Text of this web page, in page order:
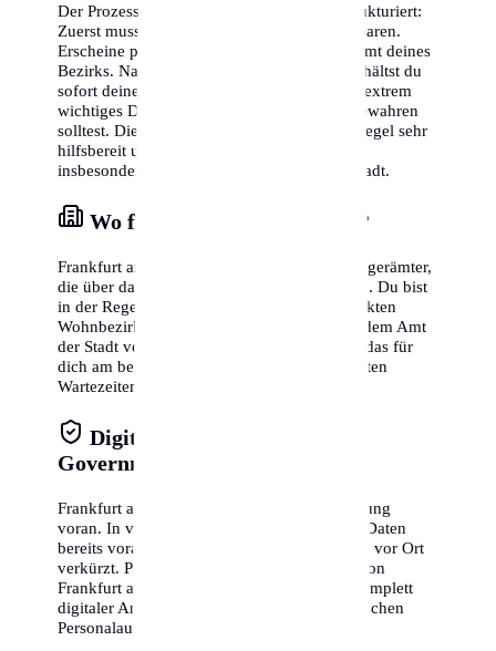
Der Prozess ist in Frankfurt am Main gut strukturiert:
Zuerst musst du online einen Termin vereinbaren.
Erscheine pünktlich zum Termin im Bürgeramt deines
Bezirks. Nach Vorlage deiner Dokumente erhältst du
sofort deine Meldebestätigung. Diese ist ein extrem
wichtiges Dokument, das du sorgfältig aufbewahren
solltest. Die Mitarbeiter vor Ort sind in der Regel sehr
hilfsbereit und sprechen oft auch Englisch,
insbesondere in den zentralen Ämtern der Stadt.
Wo finde ich das Bürgeramt?
Frankfurt am Main verfügt über mehrere Bürgerämter,
die über das gesamte Stadtgebiet verteilt sind. Du bist
in der Regel nicht an das Amt in deinem direkten
Wohnbezirk gebunden, sondern kannst in jedem Amt
der Stadt vorstellig werden. Wähle das Amt, das für
dich am besten erreichbar ist oder die kürzesten
Wartezeiten bietet.
Digitale Verwaltung & E-
Government
Frankfurt am Main treibt die digitale Verwaltung
voran. In vielen Fällen kannst du bestimmte Daten
bereits vorab online übermitteln, was die Zeit vor Ort
verkürzt. Prüfe auf der offiziellen Webseite von
Frankfurt am Main, ob für dich bereits ein komplett
digitaler Anmeldeprozess (mit dem elektronischen
Personalausweis) verfügbar ist.